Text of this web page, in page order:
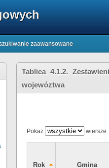
zaawansowane
Tablica 4.1.2.
wojewóztwa
Pokaż wiersze
Rok Gmina